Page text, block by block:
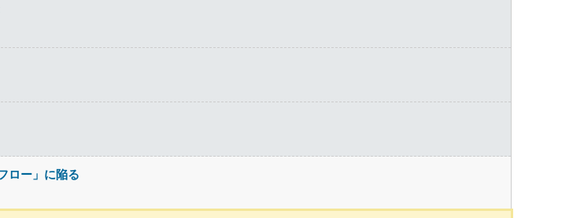
ロー」に陥る